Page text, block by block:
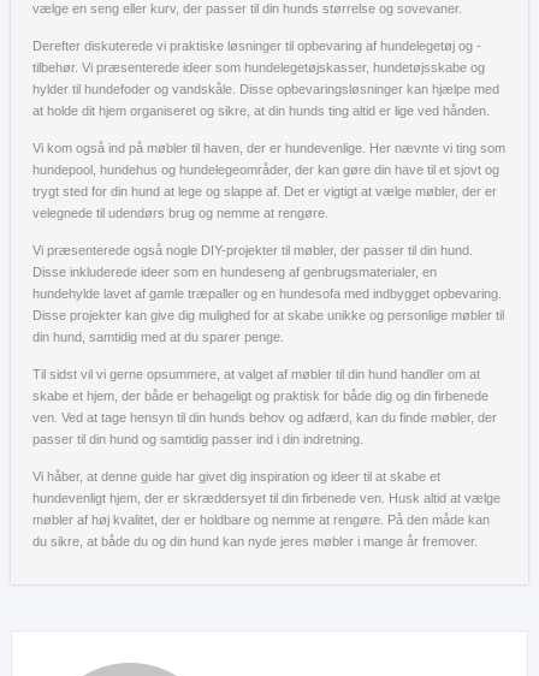
vælge en seng eller kurv, der passer til din hunds størrelse og sovevaner.
Derefter diskuterede vi praktiske løsninger til opbevaring af hundelegetøj og -
tilbehør. Vi præsenterede ideer som hundelegetøjskasser, hundetøjsskabe og
hylder til hundefoder og vandskåle. Disse opbevaringsløsninger kan hjælpe med
at holde dit hjem organiseret og sikre, at din hunds ting altid er lige ved hånden.
Vi kom også ind på møbler til haven, der er hundevenlige. Her nævnte vi ting som
hundepool, hundehus og hundelegeområder, der kan gøre din have til et sjovt og
trygt sted for din hund at lege og slappe af. Det er vigtigt at vælge møbler, der er
velegnede til udendørs brug og nemme at rengøre.
Vi præsenterede også nogle DIY-projekter til møbler, der passer til din hund.
Disse inkluderede ideer som en hundeseng af genbrugsmaterialer, en
hundehylde lavet af gamle træpaller og en hundesofa med indbygget opbevaring.
Disse projekter kan give dig mulighed for at skabe unikke og personlige møbler til
din hund, samtidig med at du sparer penge.
Til sidst vil vi gerne opsummere, at valget af møbler til din hund handler om at
skabe et hjem, der både er behageligt og praktisk for både dig og din firbenede
ven. Ved at tage hensyn til din hunds behov og adfærd, kan du finde møbler, der
passer til din hund og samtidig passer ind i din indretning.
Vi håber, at denne guide har givet dig inspiration og ideer til at skabe et
hundevenligt hjem, der er skræddersyet til din firbenede ven. Husk altid at vælge
møbler af høj kvalitet, der er holdbare og nemme at rengøre. På den måde kan
du sikre, at både du og din hund kan nyde jeres møbler i mange år fremover.